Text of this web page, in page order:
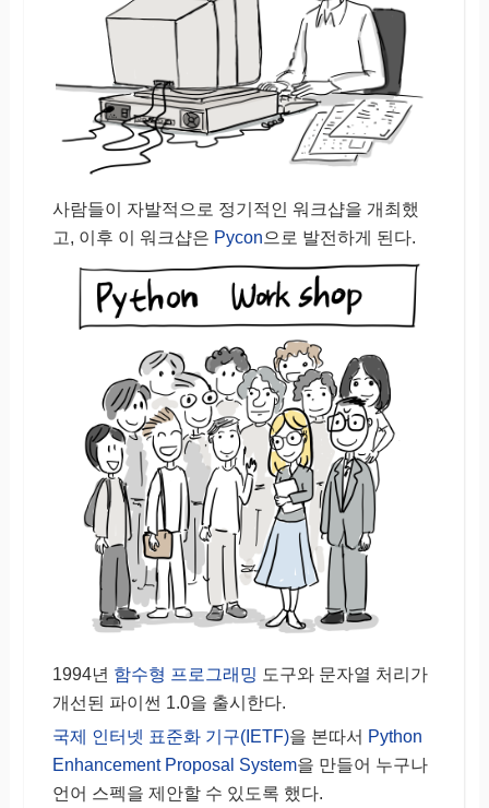
사람들이 자발적으로 정기적인 워크샵을 개최했
고, 이후 이 워크샵은 Pycon으로 발전하게 된다.
1994년 함수형 프로그래밍 도구와 문자열 처리가
개선된 파이썬 1.0을 출시한다.
국제 인터넷 표준화 기구(IETF)을 본따서 Python
Enhancement Proposal System을 만들어 누구나
언어 스펙을 제안할 수 있도록 했다.